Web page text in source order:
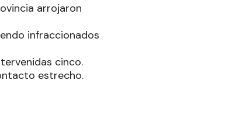
arrojaron
infraccionados
cinco.
estrecho.